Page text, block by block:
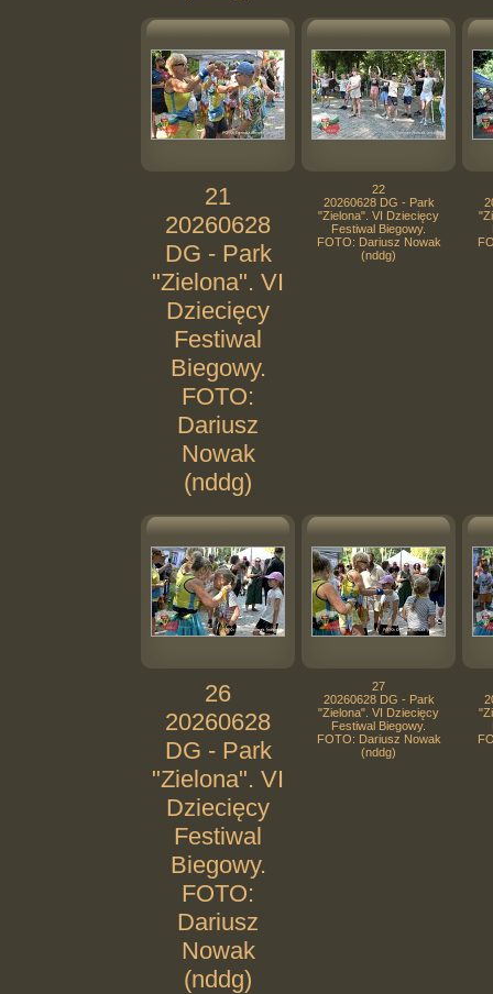
21
20260628
DG - Park
"Zielona". VI
Dziecięcy
Festiwal
Biegowy.
FOTO:
Dariusz
Nowak
(nddg)
22
20260628 DG - Park
"Zielona". VI Dziecięcy
Festiwal Biegowy.
FOTO: Dariusz Nowak
(nddg)
26
20260628
DG - Park
"Zielona". VI
Dziecięcy
Festiwal
Biegowy.
FOTO:
Dariusz
Nowak
(nddg)
27
20260628 DG - Park
"Zielona". VI Dziecięcy
Festiwal Biegowy.
FOTO: Dariusz Nowak
(nddg)